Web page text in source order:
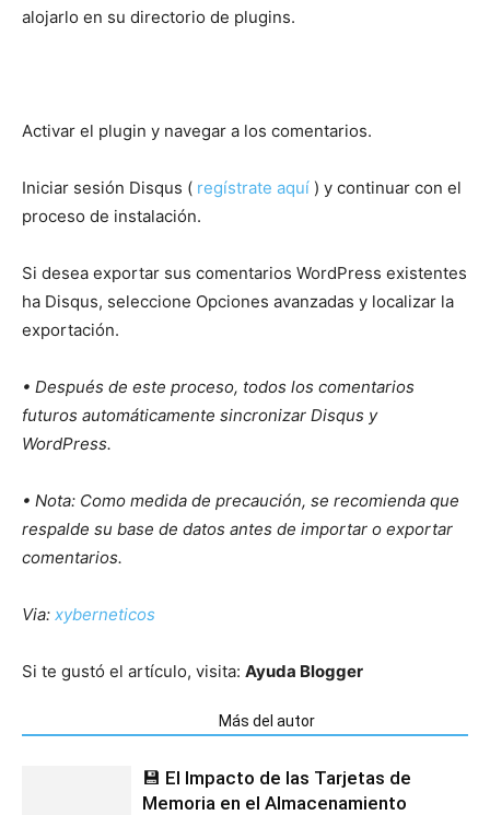
alojarlo en su directorio de plugins.
Activar el plugin y navegar a los comentarios.
Iniciar sesión Disqus ( regístrate aquí ) y continuar con el
proceso de instalación.
Si desea exportar sus comentarios WordPress existentes
ha Disqus, seleccione Opciones avanzadas y localizar la
exportación.
• Después de este proceso, todos los comentarios
futuros automáticamente sincronizar Disqus y
WordPress.
• Nota: Como medida de precaución, se recomienda que
respalde su base de datos antes de importar o exportar
comentarios.
Via: xyberneticos
Si te gustó el artículo, visita: Ayuda Blogger
Más del autor
💾 El Impacto de las Tarjetas de
Memoria en el Almacenamiento